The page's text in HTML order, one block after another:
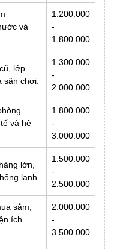
và
1.200.000
-
1.800.000
lớp
sân chơi.
1.300.000
-
2.000.000
và hệ
1.800.000
-
3.000.000
lớn,
lạnh.
1.500.000
-
2.500.000
sắm,
ích
2.000.000
-
3.500.000